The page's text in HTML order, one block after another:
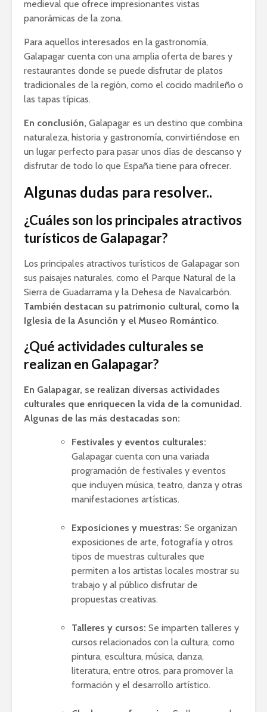
medieval que ofrece impresionantes vistas
panorámicas de la zona.
Para aquellos interesados en la gastronomía,
Galapagar cuenta con una amplia oferta de bares y
restaurantes donde se puede disfrutar de platos
tradicionales de la región, como el cocido madrileño o
las tapas típicas.
En conclusión, Galapagar es un destino que combina
naturaleza, historia y gastronomía, convirtiéndose en
un lugar perfecto para pasar unos días de descanso y
disfrutar de todo lo que España tiene para ofrecer.
Algunas dudas para resolver..
¿Cuáles son los principales atractivos
turísticos de Galapagar?
Los principales atractivos turísticos de Galapagar son
sus paisajes naturales, como el Parque Natural de la
Sierra de Guadarrama y la Dehesa de Navalcarbón.
También destacan su patrimonio cultural, como la
Iglesia de la Asunción y el Museo Romántico.
¿Qué actividades culturales se
realizan en Galapagar?
En Galapagar, se realizan diversas actividades
culturales que enriquecen la vida de la comunidad.
Algunas de las más destacadas son:
Festivales y eventos culturales:
Galapagar cuenta con una variada
programación de festivales y eventos
que incluyen música, teatro, danza y otras
manifestaciones artísticas.
Exposiciones y muestras: Se organizan
exposiciones de arte, fotografía y otros
tipos de muestras culturales que
permiten a los artistas locales mostrar su
trabajo y al público disfrutar de
propuestas creativas.
Talleres y cursos: Se imparten talleres y
cursos relacionados con la cultura, como
pintura, escultura, música, danza,
literatura, entre otros, para promover la
formación y el desarrollo artístico.